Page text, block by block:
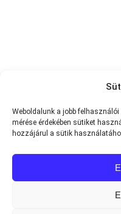
Weboldalunk a jobb
mérése érdekében sütiket
hozzájárul a sütik